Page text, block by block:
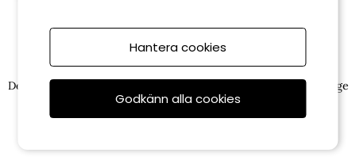
Brafab
Delux 3-sits soffa - svart/teddy
beige dyna
Brafab
Delux fåtölj - svart/teddy beige
Hantera cookies
Godkänn alla cookies